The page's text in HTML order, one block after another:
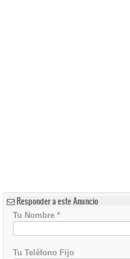
Responder a este Anuncio
Tu Nombre *
Tu Teléfono Fijo